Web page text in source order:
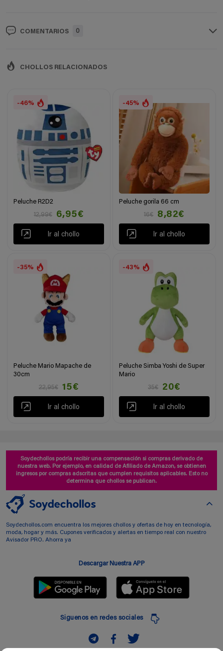
COMENTARIOS 0
CHOLLOS RELACIONADOS
-46%
Peluche R2D2
12,99€
6,95€
Ir al chollo
-45%
Peluche gorila 66 cm
16€
8,82€
Ir al chollo
-35%
Peluche Mario Mapache de
30cm
22,95€
15€
Ir al chollo
-43%
Peluche Simba Yoshi de Super
Mario
35€
20€
Ir al chollo
Soydechollos podría recibir una compensación si compras derivado de
nuestra web. Por ejemplo, en calidad de Afiliado de Amazon, se obtienen
ingresos por compras adscritas que cumplen requisitos aplicables. Esto no
determina que chollos se publican.
Soydechollos.com encuentra los mejores chollos y ofertas de hoy en tecnología,
moda, hogar y más. Cupones verificados y alertas en tiempo real con nuestro
Avisador PRO. Ahorra ya
Descargar Nuestra APP
Siguenos en redes sociales